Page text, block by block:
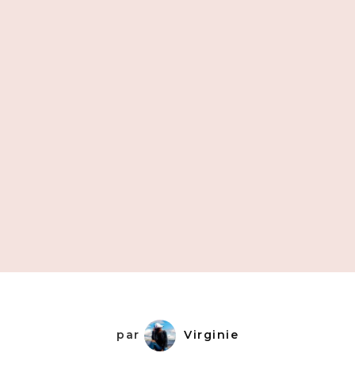
par Virginie